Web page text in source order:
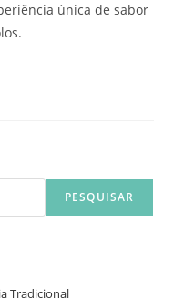
única de sabor
PESQUISAR
Tradicional